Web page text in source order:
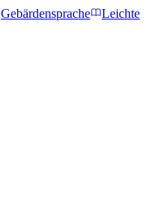
Gebärdensprache
Leichte